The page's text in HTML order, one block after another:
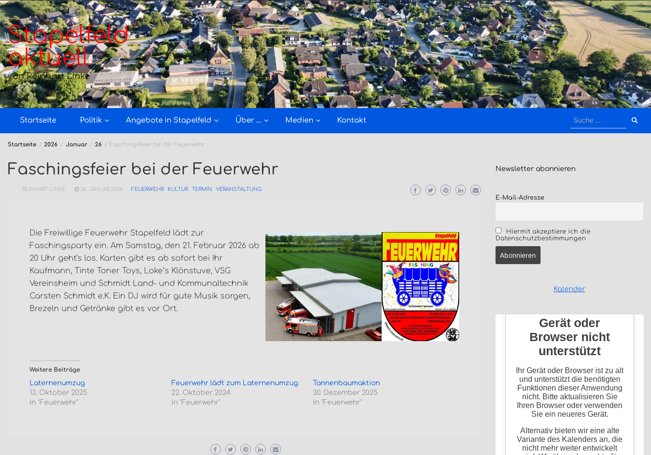
Zum
Inhalt
springen
Stapelfeld
aktuell
von Reinhart Linke
Startseite Politik Angebote in Stapelfeld Über … Medien Kontakt
Suche
Startseite 2026 Januar 26 Faschingsfeier bei der Feuerwehr
Faschingsfeier bei der Feuerwehr
REINHART LINKE 26. JANUAR 2026 FEUERWEHR KULTUR TERMIN VERANSTALTUNG
Die Freiwillige Feuerwehr Stapelfeld lädt zur
Faschingsparty ein. Am Samstag, den 21. Februar 2026 ab
20 Uhr geht’s los. Karten gibt es ab sofort bei Ihr
Kaufmann, Tinte Toner Toys, Loke‘s Klönstuve, VSG
Vereinsheim und Schmidt Land- und Kommunaltechnik
Carsten Schmidt e.K. Ein DJ wird für gute Musik sorgen,
Brezeln und Getränke gibt es vor Ort.
Weitere Beiträge
Laternenumzug
13. Oktober 2025
In "Feuerwehr"
Feuerwehr lädt zum Laternenumzug
22. Oktober 2024
In "Feuerwehr"
Tannenbaumaktion
30. Dezember 2025
In "Feuerwehr"
Newsletter abonnieren
E-Mail-Adresse
Hiermit akzeptiere ich die
Datenschutzbestimmungen
Kalender